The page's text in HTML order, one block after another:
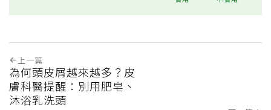
上一篇
為何頭皮屑越來越多？皮
膚科醫提醒：別用肥皂、
沐浴乳洗頭